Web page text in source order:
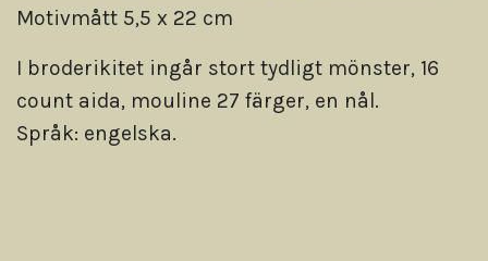
Motivmått 5,5 x 22 cm
I broderikitet ingår stort tydligt mönster, 16
count aida, mouline 27 färger, en nål.
Språk: engelska.